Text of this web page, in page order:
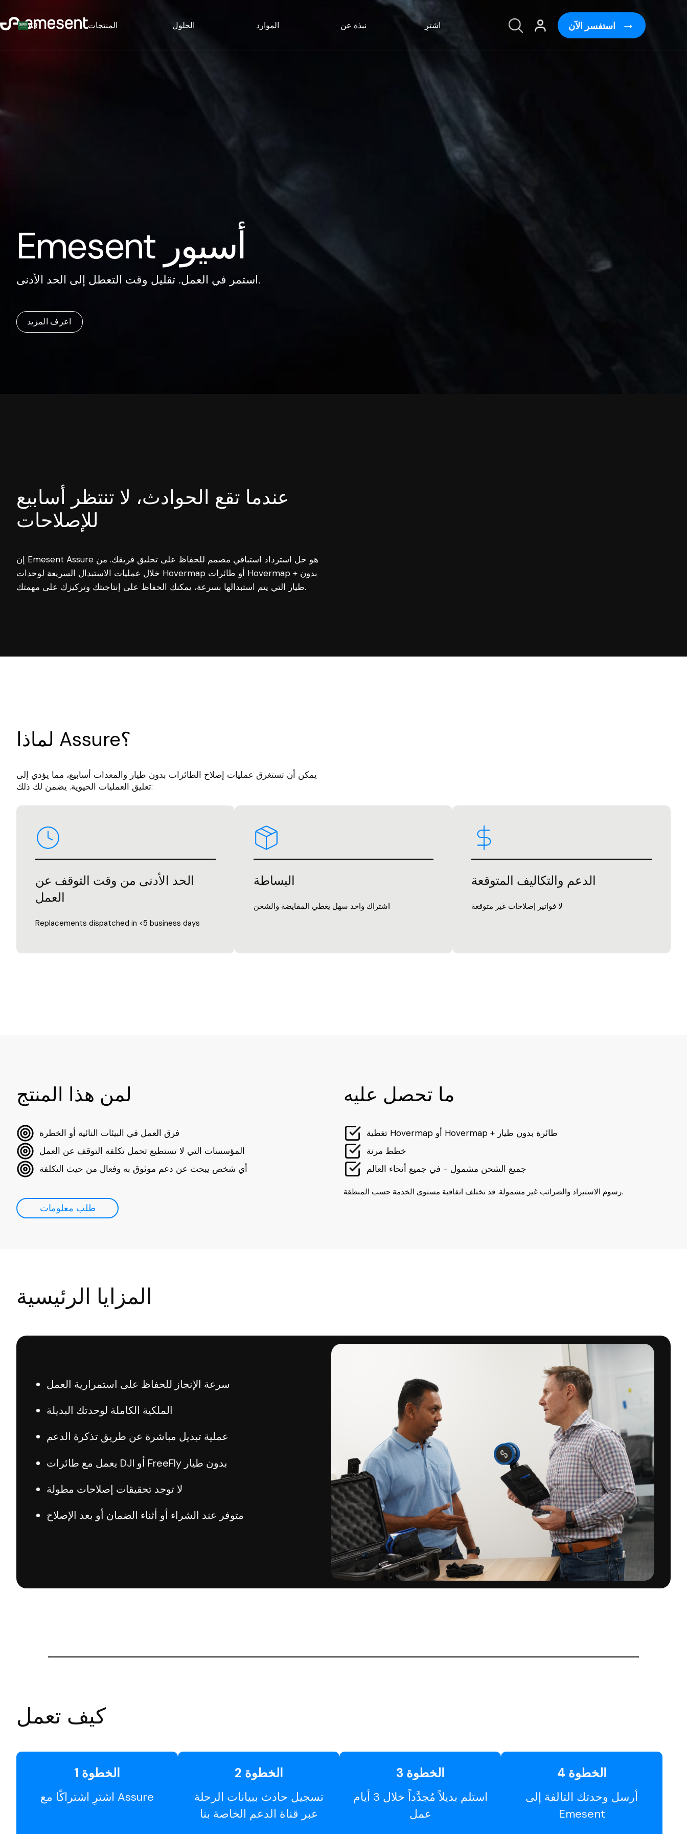
المنتجات الحلول الموارد نبذة عن اشترِ
Emesent أسيور
استمر في العمل. تقليل وقت التعطل إلى الحد الأدنى.
اعرف المزيد
عندما تقع الحوادث، لا تنتظر أسابيع
للإصلاحات
إن Emesent Assure هو حل استرداد استباقي مصمم للحفاظ على تحليق فريقك. من
خلال عمليات الاستبدال السريعة لوحدات Hovermap أو طائرات Hovermap + بدون
طيار التي يتم استبدالها بسرعة، يمكنك الحفاظ على إنتاجيتك وتركيزك على مهمتك.
لماذا Assure؟
يمكن أن تستغرق عمليات إصلاح الطائرات بدون طيار والمعدات أسابيع، مما يؤدي إلى
تعليق العمليات الحيوية. يضمن لك ذلك:
الحد الأدنى من وقت التوقف عن
العمل
Replacements dispatched in <5 business days
البساطة
اشتراك واحد سهل يغطي المقايضة والشحن
الدعم والتكاليف المتوقعة
لا فواتير إصلاحات غير متوقعة
لمن هذا المنتج
فرق العمل في البيئات النائية أو الخطرة
المؤسسات التي لا تستطيع تحمل تكلفة التوقف عن العمل
أي شخص يبحث عن دعم موثوق به وفعال من حيث التكلفة
ما تحصل عليه
تغطية Hovermap أو Hovermap + طائرة بدون طيار
خطط مرنة
جميع الشحن مشمول - في جميع أنحاء العالم
رسوم الاستيراد والضرائب غير مشمولة. قد تختلف اتفاقية مستوى الخدمة حسب المنطقة.
طلب معلومات
المزايا الرئيسية
سرعة الإنجاز للحفاظ على استمرارية العمل
الملكية الكاملة لوحدتك البديلة
عملية تبديل مباشرة عن طريق تذكرة الدعم
يعمل مع طائرات DJI أو FreeFly بدون طيار
لا توجد تحقيقات إصلاحات مطولة
متوفر عند الشراء أو أثناء الضمان أو بعد الإصلاح
كيف تعمل
الخطوة 1
اشترِ اشتراكًا مع Assure
الخطوة 2
تسجيل حادث ببيانات الرحلة
عبر قناة الدعم الخاصة بنا
الخطوة 3
استلم بديلاً مُجدَّداً خلال 3 أيام
عمل
الخطوة 4
أرسل وحدتك التالفة إلى
Emesent
AR